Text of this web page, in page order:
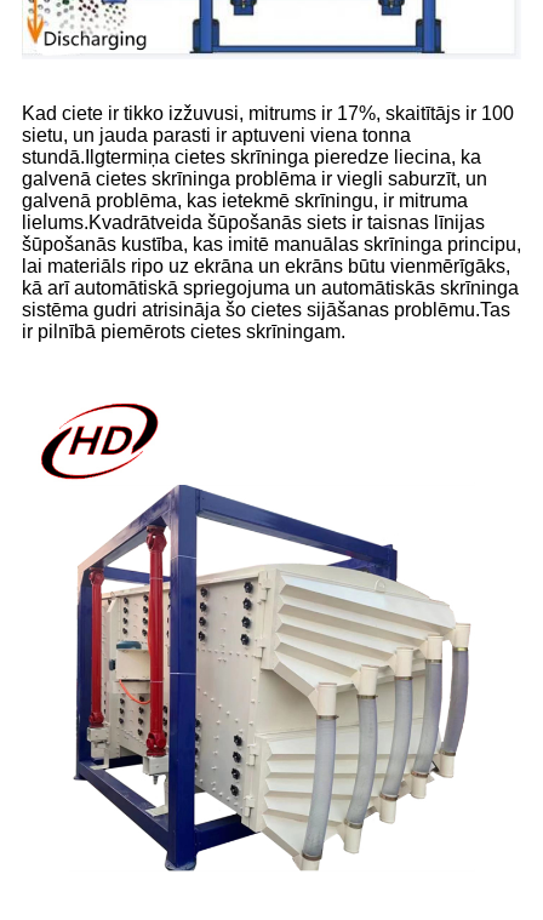
Kad ciete ir tikko izžuvusi, mitrums ir 17%, skaitītājs ir 100
sietu, un jauda parasti ir aptuveni viena tonna
stundā.Ilgtermiņa cietes skrīninga pieredze liecina, ka
galvenā cietes skrīninga problēma ir viegli saburzīt, un
galvenā problēma, kas ietekmē skrīningu, ir mitruma
lielums.Kvadrātveida šūpošanās siets ir taisnas līnijas
šūpošanās kustība, kas imitē manuālas skrīninga principu,
lai materiāls ripo uz ekrāna un ekrāns būtu vienmērīgāks,
kā arī automātiskā spriegojuma un automātiskās skrīninga
sistēma gudri atrisināja šo cietes sijāšanas problēmu.Tas
ir pilnībā piemērots cietes skrīningam.